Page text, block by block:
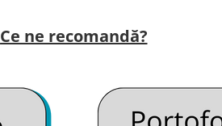
Ce ne recomandă?